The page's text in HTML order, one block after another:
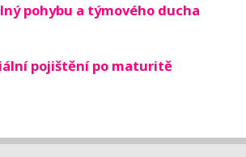
pohybu a týmového ducha
pojištění po maturitě